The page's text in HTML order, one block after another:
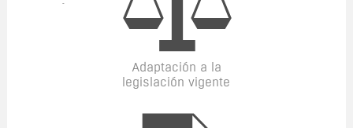
Adaptación a la
legislación vigente